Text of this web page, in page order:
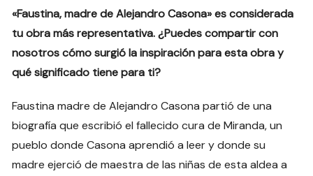
«Faustina, madre de Alejandro Casona» es considerada
tu obra más representativa. ¿Puedes compartir con
nosotros cómo surgió la inspiración para esta obra y
qué significado tiene para ti?
Faustina madre de Alejandro Casona partió de una
biografía que escribió el fallecido cura de Miranda, un
pueblo donde Casona aprendió a leer y donde su
madre ejerció de maestra de las niñas de esta aldea a